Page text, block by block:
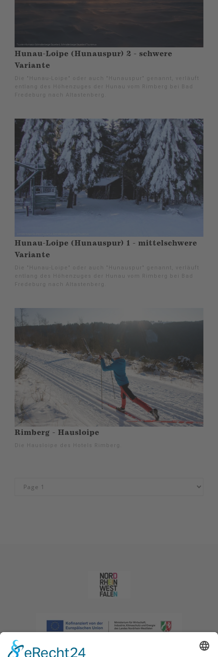
Hunau-Loipe (Hunauspur) 2 - schwere
Variante
Die "Hunau-Loipe" oder auch "Hunauspur" genannt, verläuft
entlang des Höhenzuges der Hunau vom Rimberg bei Bad
Fredeburg nach Altastenberg.
Hunau-Loipe (Hunauspur) 1 - mittelschwere
Variante
Die "Hunau-Loipe" oder auch "Hunauspur" genannt, verläuft
entlang des Höhenzuges der Hunau vom Rimberg bei Bad
Fredeburg nach Altastenberg.
Rimberg - Hausloipe
Die Hausloipe des Hotels Rimberg.